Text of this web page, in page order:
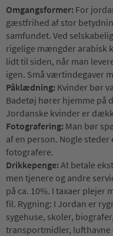
Omgangsformer: For
gæstfrihed af stor
samfundet. Ved
rigelige mængder arabisk
lidt til siden, når man
igen. Små værtindegaver
Påklædning: Kvinder bør
Badetøj hører hjemme på
Jordanske kvinder er
Fotografering: Man bør
af en person. Nogle
fotografere.
Drikkepenge:At betale
men tjenere og andre
på ca. 10%. I taxaer plejer
fil. Rygning: I Jordan er
sygehuse, skoler,
transportmidler,